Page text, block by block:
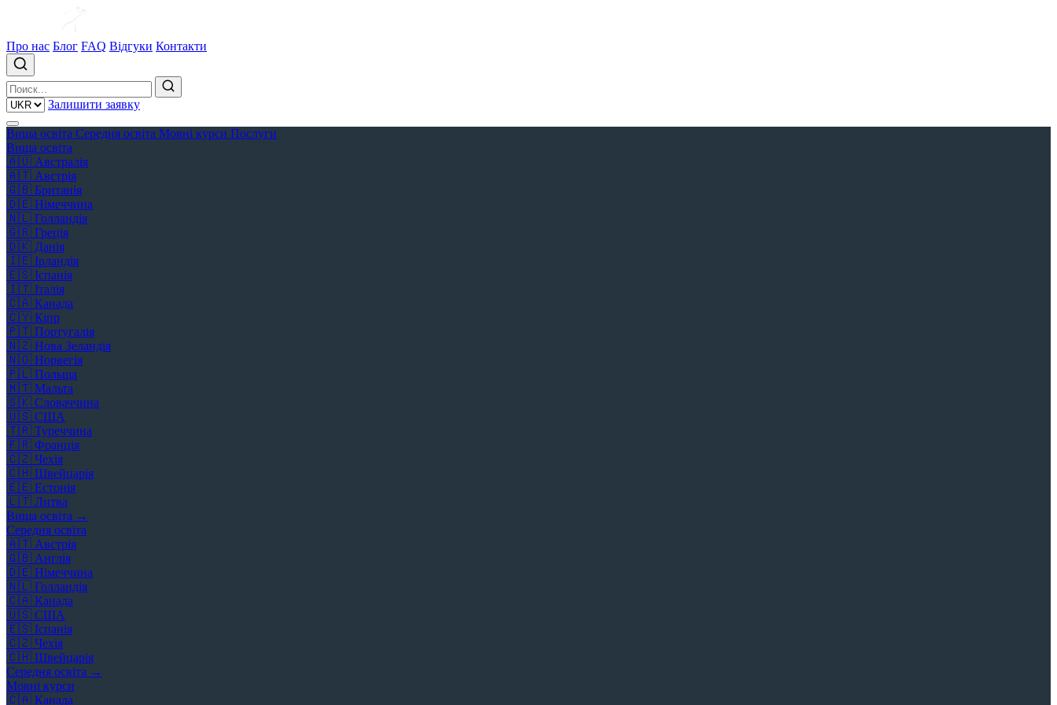
Про нас Блог FAQ Відгуки Контакти
Залишити заявку
Вища освіта Середня освіта Мовні курси Послуги
Вища освіта
🇦🇺 Австралія
🇦🇹 Австрія
🇬🇧 Британія
🇩🇪 Німеччина
🇳🇱 Голландія
🇬🇷 Греція
🇩🇰 Данія
🇮🇪 Ірландія
🇪🇸 Іспанія
🇮🇹 Італія
🇨🇦 Канада
🇨🇾 Кіпр
🇵🇹 Португалія
🇳🇿 Нова Зеландія
🇳🇴 Норвегія
🇵🇱 Польща
🇲🇹 Мальта
🇸🇰 Словаччина
🇺🇸 США
🇹🇷 Туреччина
🇫🇷 Франція
🇨🇿 Чехія
🇨🇭 Швейцарія
🇪🇪 Естонія
🇱🇹 Литва
Вища освіта →
Середня освіта
🇦🇹 Австрія
🇬🇧 Англія
🇩🇪 Німеччина
🇳🇱 Голландія
🇨🇦 Канада
🇺🇸 США
🇪🇸 Іспанія
🇨🇿 Чехія
🇨🇭 Швейцарія
Середня освіта →
Мовні курси
🇨🇦 Канада